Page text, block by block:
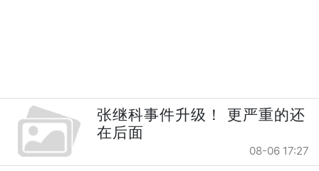
张继科事件升级！ 更严重的还
在后面
08-06 17:27